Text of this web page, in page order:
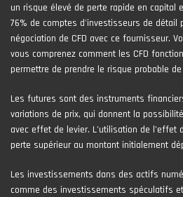
un risque élevé de perte rapide en capital
76% de comptes d'investisseurs de détail
négociation de CFD avec ce fournisseur.
vous comprenez comment les CFD
permettre de prendre le risque probable
Les futures sont des instruments
variations de prix, qui donnent la
avec effet de levier. L’utilisation de l’effet
perte supérieur au montant initialement
Les investissements dans des actifs
comme des investissements spéculatifs